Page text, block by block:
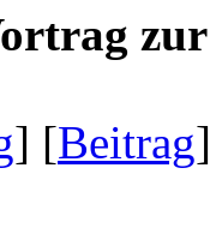
zur
] [Beitrag